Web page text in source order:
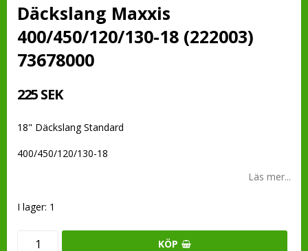
Däckslang Maxxis
400/450/120/130-18 (222003)
73678000
225 SEK
18" Däckslang Standard
400/450/120/130-18
Läs mer...
I lager: 1
KÖP